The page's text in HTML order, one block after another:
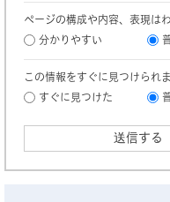
ページの構成や内容、表現は
分かりやすい
この情報をすぐに見つけられ
すぐに見つけた